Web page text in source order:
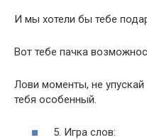
И мы хотели бы тебе
Вот тебе пачка
Лови моменты, не
тебя особенный.
5. Игра слов: